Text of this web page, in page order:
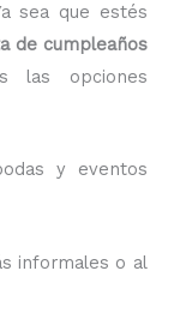
sea que estés
de cumpleaños
las opciones
y eventos
informales o al